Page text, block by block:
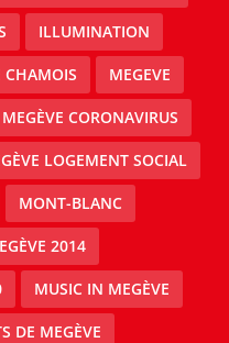
ILLUMINATION
CHAMOIS MEGEVE
MEGÈVE CORONAVIRUS
LOGEMENT SOCIAL
MONT-BLANC
2014
MUSIC IN MEGÈVE
DE MEGÈVE